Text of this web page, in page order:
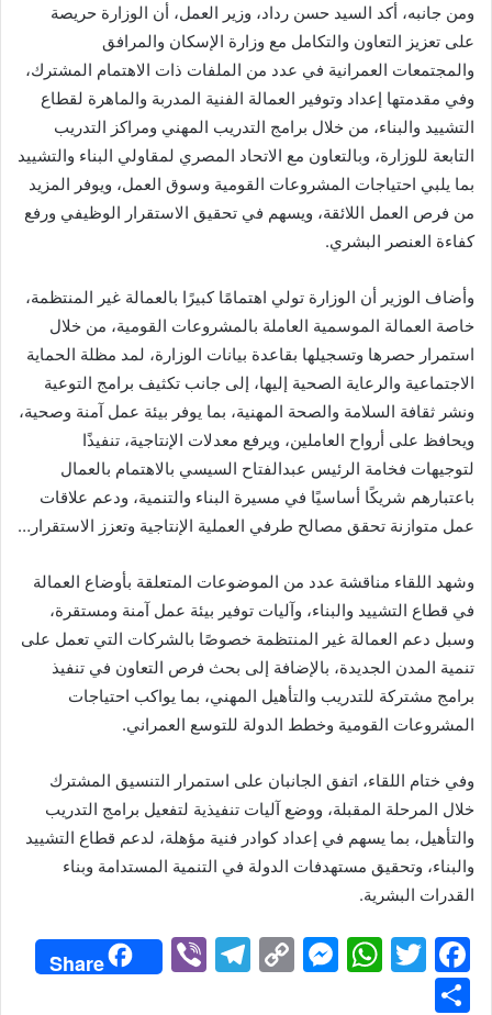
ومن جانبه، أكد السيد حسن رداد، وزير العمل، أن الوزارة حريصة
على تعزيز التعاون والتكامل مع وزارة الإسكان والمرافق
والمجتمعات العمرانية في عدد من الملفات ذات الاهتمام المشترك،
وفي مقدمتها إعداد وتوفير العمالة الفنية المدربة والماهرة لقطاع
التشييد والبناء، من خلال برامج التدريب المهني ومراكز التدريب
التابعة للوزارة، وبالتعاون مع الاتحاد المصري لمقاولي البناء والتشييد
بما يلبي احتياجات المشروعات القومية وسوق العمل، ويوفر المزيد
من فرص العمل اللائقة، ويسهم في تحقيق الاستقرار الوظيفي ورفع
كفاءة العنصر البشري.
وأضاف الوزير أن الوزارة تولي اهتمامًا كبيرًا بالعمالة غير المنتظمة،
خاصة العمالة الموسمية العاملة بالمشروعات القومية، من خلال
استمرار حصرها وتسجيلها بقاعدة بيانات الوزارة، لمد مظلة الحماية
الاجتماعية والرعاية الصحية إليها، إلى جانب تكثيف برامج التوعية
ونشر ثقافة السلامة والصحة المهنية، بما يوفر بيئة عمل آمنة وصحية،
ويحافظ على أرواح العاملين، ويرفع معدلات الإنتاجية، تنفيذًا
لتوجيهات فخامة الرئيس عبدالفتاح السيسي بالاهتمام بالعمال
باعتبارهم شريكًا أساسيًا في مسيرة البناء والتنمية، ودعم علاقات
عمل متوازنة تحقق مصالح طرفي العملية الإنتاجية وتعزز الاستقرار…
وشهد اللقاء مناقشة عدد من الموضوعات المتعلقة بأوضاع العمالة
في قطاع التشييد والبناء، وآليات توفير بيئة عمل آمنة ومستقرة،
وسبل دعم العمالة غير المنتظمة خصوصًا بالشركات التي تعمل على
تنمية المدن الجديدة، بالإضافة إلى بحث فرص التعاون في تنفيذ
برامج مشتركة للتدريب والتأهيل المهني، بما يواكب احتياجات
المشروعات القومية وخطط الدولة للتوسع العمراني.
وفي ختام اللقاء، اتفق الجانبان على استمرار التنسيق المشترك
خلال المرحلة المقبلة، ووضع آليات تنفيذية لتفعيل برامج التدريب
والتأهيل، بما يسهم في إعداد كوادر فنية مؤهلة، لدعم قطاع التشييد
والبناء، وتحقيق مستهدفات الدولة في التنمية المستدامة وبناء
القدرات البشرية.
F
T
W
M
C
T
Vi
b
Share